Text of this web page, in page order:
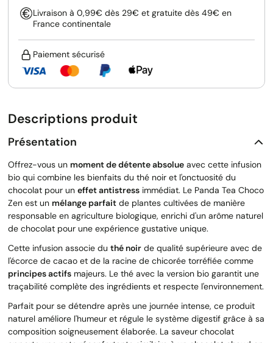
Livraison à 0,99€ dès 29€ et gratuite dès 49€ en
France continentale
Paiement sécurisé
Descriptions produit
Présentation
Offrez-vous un moment de détente absolue avec cette infusion
bio qui combine les bienfaits du thé noir et l'onctuosité du
chocolat pour un effet antistress immédiat. Le Panda Tea Choco
Zen est un mélange parfait de plantes cultivées de manière
responsable en agriculture biologique, enrichi d'un arôme naturel
de chocolat pour une expérience gustative unique.
Cette infusion associe du thé noir de qualité supérieure avec de
l'écorce de cacao et de la racine de chicorée torréfiée comme
principes actifs majeurs. Le thé avec la version bio garantit une
traçabilité complète des ingrédients et respecte l'environnement.
Parfait pour se détendre après une journée intense, ce produit
naturel améliore l'humeur et régule le système digestif grâce à sa
composition soigneusement élaborée. La saveur chocolat